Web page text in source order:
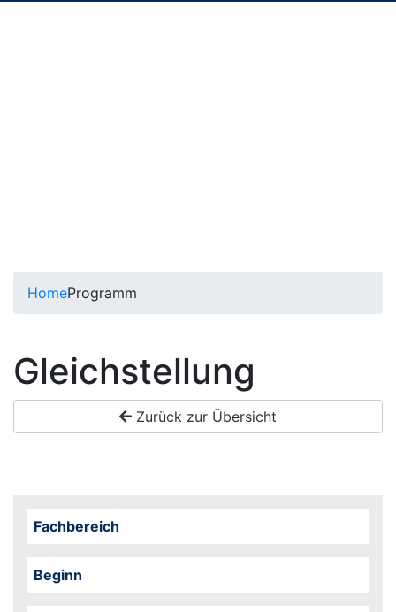
HomeProgramm
Gleichstellung
Zurück zur Übersicht
Fachbereich
Beginn